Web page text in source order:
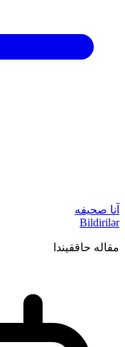
آنا صحیفه
Bildirilər
مقاله حاققیندا